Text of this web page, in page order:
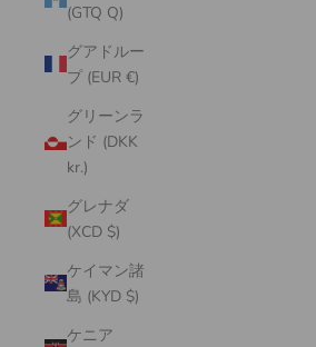
(GTQ Q)
グアドルー
プ (EUR €)
グリーンラ
ンド (DKK
kr.)
グレナダ
(XCD $)
ケイマン諸
島 (KYD $)
ケニア